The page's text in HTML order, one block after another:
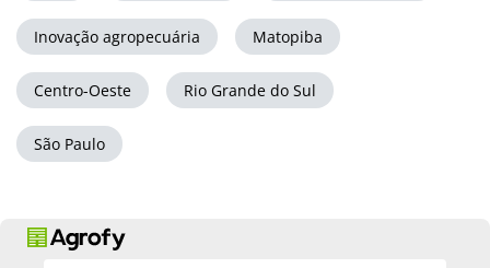
Inovação agropecuária Matopiba
Centro-Oeste Rio Grande do Sul
São Paulo